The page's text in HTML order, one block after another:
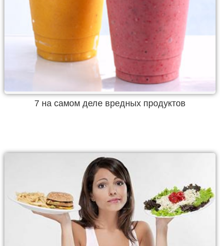
7 на самом деле вредных продуктов